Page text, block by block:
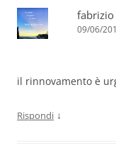
09/06/
il rinnovamento è
Rispondi ↓